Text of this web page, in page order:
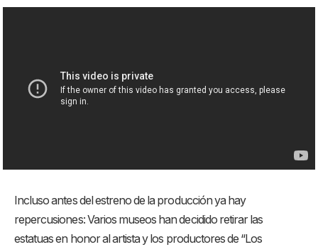
Incluso antes del estreno de la producción ya hay
repercusiones: Varios museos han decidido retirar las
estatuas en honor al artista y los productores de “Los